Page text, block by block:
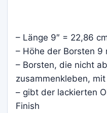
– Länge 9″ = 22,86
– Höhe der Borsten 9
– Borsten, die nicht
zusammenkleben,
– gibt der lackierten
Finish